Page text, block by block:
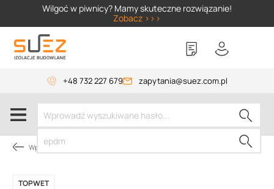
Wilgoć w piwnicy? Mamy skuteczne rozwiązanie!
Zobacz >>>
+48 732 227 679 zapytania@suez.com.pl
Wpusty TOPWET
TOPWET